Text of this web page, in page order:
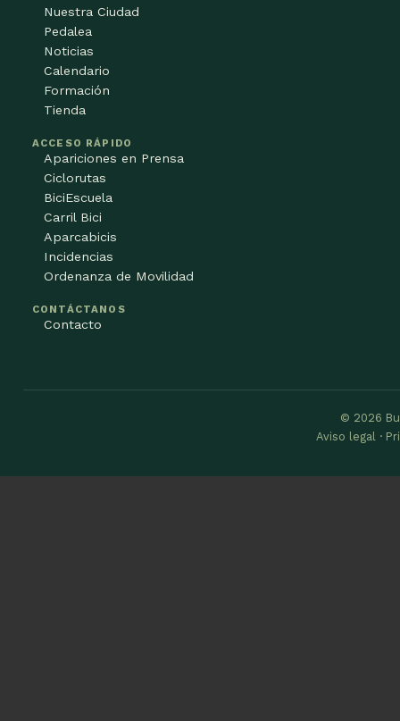
Nuestra Ciudad
Pedalea
Noticias
Calendario
Formación
Tienda
ACCESO RÁPIDO
Apariciones en Prensa
Ciclorutas
BiciEscuela
Carril Bici
Aparcabicis
Incidencias
Ordenanza de Movilidad
CONTÁCTANOS
Contacto
© 2026
Aviso legal ·